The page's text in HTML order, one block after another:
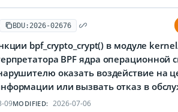
BDU:2026-02676
bpf_crypto_crypt() в модуле
BPF ядра операционной
оказать воздействие на
или вызвать отказ в
09MODIFIED: 2026-07-06